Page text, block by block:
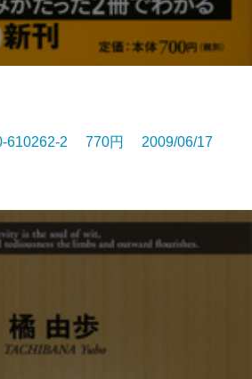
610262-2 770円 2009/06/17